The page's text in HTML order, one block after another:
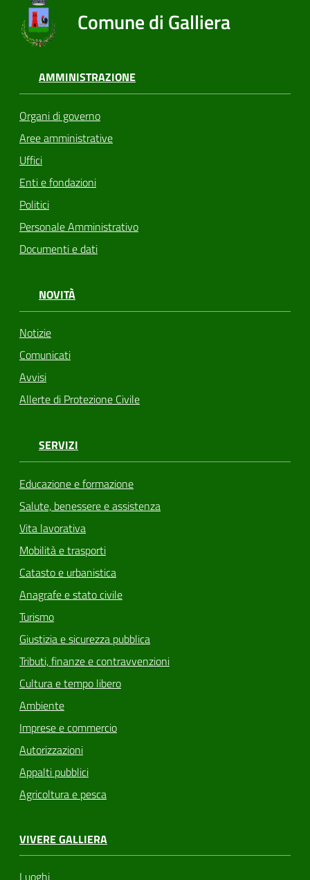
Comune di Galliera
AMMINISTRAZIONE
Organi di governo
Aree amministrative
Uffici
Enti e fondazioni
Politici
Personale Amministrativo
Documenti e dati
NOVITÀ
Notizie
Comunicati
Avvisi
Allerte di Protezione Civile
SERVIZI
Educazione e formazione
Salute, benessere e assistenza
Vita lavorativa
Mobilità e trasporti
Catasto e urbanistica
Anagrafe e stato civile
Turismo
Giustizia e sicurezza pubblica
Tributi, finanze e contravvenzioni
Cultura e tempo libero
Ambiente
Imprese e commercio
Autorizzazioni
Appalti pubblici
Agricoltura e pesca
VIVERE GALLIERA
Luoghi